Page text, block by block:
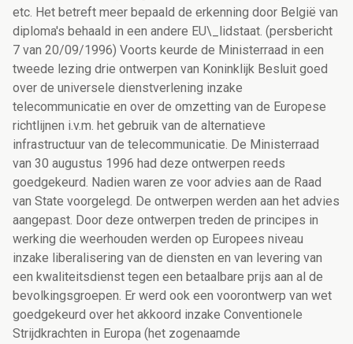
etc. Het betreft meer bepaald de erkenning door België van
diploma's behaald in een andere EU\_lidstaat. (persbericht
7 van 20/09/1996) Voorts keurde de Ministerraad in een
tweede lezing drie ontwerpen van Koninklijk Besluit goed
over de universele dienstverlening inzake
telecommunicatie en over de omzetting van de Europese
richtlijnen i.v.m. het gebruik van de alternatieve
infrastructuur van de telecommunicatie. De Ministerraad
van 30 augustus 1996 had deze ontwerpen reeds
goedgekeurd. Nadien waren ze voor advies aan de Raad
van State voorgelegd. De ontwerpen werden aan het advies
aangepast. Door deze ontwerpen treden de principes in
werking die weerhouden werden op Europees niveau
inzake liberalisering van de diensten en van levering van
een kwaliteitsdienst tegen een betaalbare prijs aan al de
bevolkingsgroepen. Er werd ook een voorontwerp van wet
goedgekeurd over het akkoord inzake Conventionele
Strijdkrachten in Europa (het zogenaamde